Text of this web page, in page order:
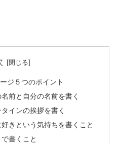
ジ５つのポイント
前と自分の名前を書く
インの挨拶を書く
きという気持ちを書くこと
書くこと